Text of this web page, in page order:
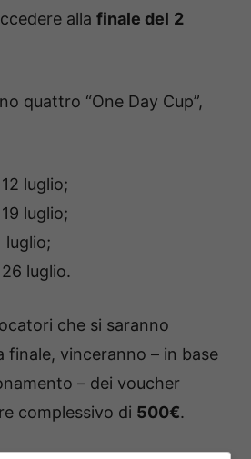
alla finale del 2
quattro “One Day Cup”,
luglio;
luglio;
luglio;
luglio.
che si saranno
finale, vinceranno – in base
– dei voucher
complessivo di 500€.